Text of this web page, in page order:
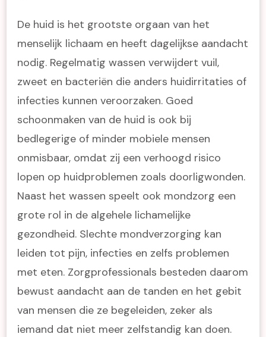
De huid is het grootste orgaan van het
menselijk lichaam en heeft dagelijkse aandacht
nodig. Regelmatig wassen verwijdert vuil,
zweet en bacteriën die anders huidirritaties of
infecties kunnen veroorzaken. Goed
schoonmaken van de huid is ook bij
bedlegerige of minder mobiele mensen
onmisbaar, omdat zij een verhoogd risico
lopen op huidproblemen zoals doorligwonden.
Naast het wassen speelt ook mondzorg een
grote rol in de algehele lichamelijke
gezondheid. Slechte mondverzorging kan
leiden tot pijn, infecties en zelfs problemen
met eten. Zorgprofessionals besteden daarom
bewust aandacht aan de tanden en het gebit
van mensen die ze begeleiden, zeker als
iemand dat niet meer zelfstandig kan doen.